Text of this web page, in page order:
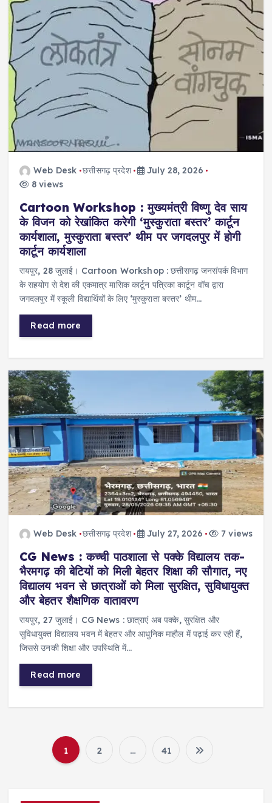
Web Desk छत्तीसगढ़ प्रदेश
July 28, 2026
8 views
Cartoon Workshop : मुख्यमंत्री विष्णु देव साय
के विजन को रेखांकित करेगी ‘मुस्कुराता बस्तर’ कार्टून
कार्यशाला, मुस्कुराता बस्तर’ थीम पर जगदलपुर में होगी
कार्टून कार्यशाला
रायपुर, 28 जुलाई। Cartoon Workshop : छत्तीसगढ़ जनसंपर्क विभाग
के सहयोग से देश की एकमात्र मासिक कार्टून पत्रिका कार्टून वॉच द्वारा
जगदलपुर में स्कूली विद्यार्थियों के लिए ‘मुस्कुराता बस्तर’ थीम…
Read more
Web Desk छत्तीसगढ़ प्रदेश July 27, 2026 7 views
CG News : कच्ची पाठशाला से पक्के विद्यालय तक-
भैरमगढ़ की बेटियों को मिली बेहतर शिक्षा की सौगात, नए
विद्यालय भवन से छात्राओं को मिला सुरक्षित, सुविधायुक्त
और बेहतर शैक्षणिक वातावरण
रायपुर, 27 जुलाई। CG News : छात्राएं अब पक्के, सुरक्षित और
सुविधायुक्त विद्यालय भवन में बेहतर और आधुनिक माहौल में पढ़ाई कर रही हैं,
जिससे उनकी शिक्षा और उपस्थिति में…
Read more
P
1 2 … 41